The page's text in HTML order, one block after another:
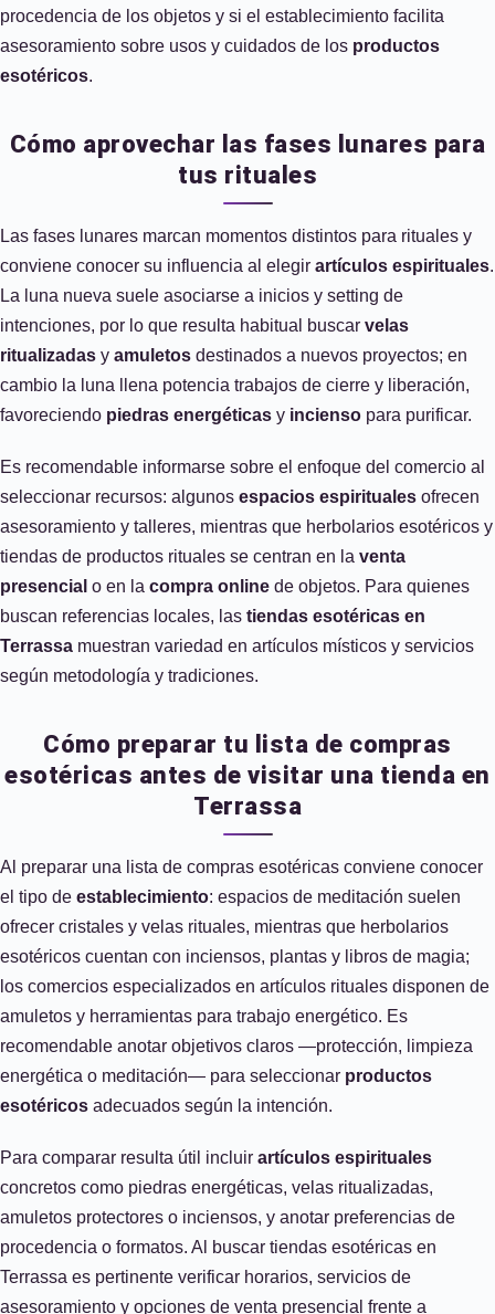
procedencia de los objetos y si el establecimiento facilita
asesoramiento sobre usos y cuidados de los productos
esotéricos.
Cómo aprovechar las fases lunares para
tus rituales
Las fases lunares marcan momentos distintos para rituales y
conviene conocer su influencia al elegir artículos espirituales.
La luna nueva suele asociarse a inicios y setting de
intenciones, por lo que resulta habitual buscar velas
ritualizadas y amuletos destinados a nuevos proyectos; en
cambio la luna llena potencia trabajos de cierre y liberación,
favoreciendo piedras energéticas y incienso para purificar.
Es recomendable informarse sobre el enfoque del comercio al
seleccionar recursos: algunos espacios espirituales ofrecen
asesoramiento y talleres, mientras que herbolarios esotéricos y
tiendas de productos rituales se centran en la venta
presencial o en la compra online de objetos. Para quienes
buscan referencias locales, las tiendas esotéricas en
Terrassa muestran variedad en artículos místicos y servicios
según metodología y tradiciones.
Cómo preparar tu lista de compras
esotéricas antes de visitar una tienda en
Terrassa
Al preparar una lista de compras esotéricas conviene conocer
el tipo de establecimiento: espacios de meditación suelen
ofrecer cristales y velas rituales, mientras que herbolarios
esotéricos cuentan con inciensos, plantas y libros de magia;
los comercios especializados en artículos rituales disponen de
amuletos y herramientas para trabajo energético. Es
recomendable anotar objetivos claros —protección, limpieza
energética o meditación— para seleccionar productos
esotéricos adecuados según la intención.
Para comparar resulta útil incluir artículos espirituales
concretos como piedras energéticas, velas ritualizadas,
amuletos protectores o inciensos, y anotar preferencias de
procedencia o formatos. Al buscar tiendas esotéricas en
Terrassa es pertinente verificar horarios, servicios de
asesoramiento y opciones de venta presencial frente a